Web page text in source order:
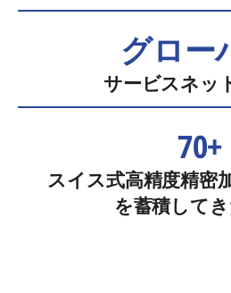
グロー
サービスネッ
70+
スイス式高精度精密
を蓄積して